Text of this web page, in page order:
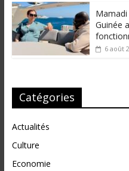
Guinée
6 août
Catégories
Actualités
Culture
Economie